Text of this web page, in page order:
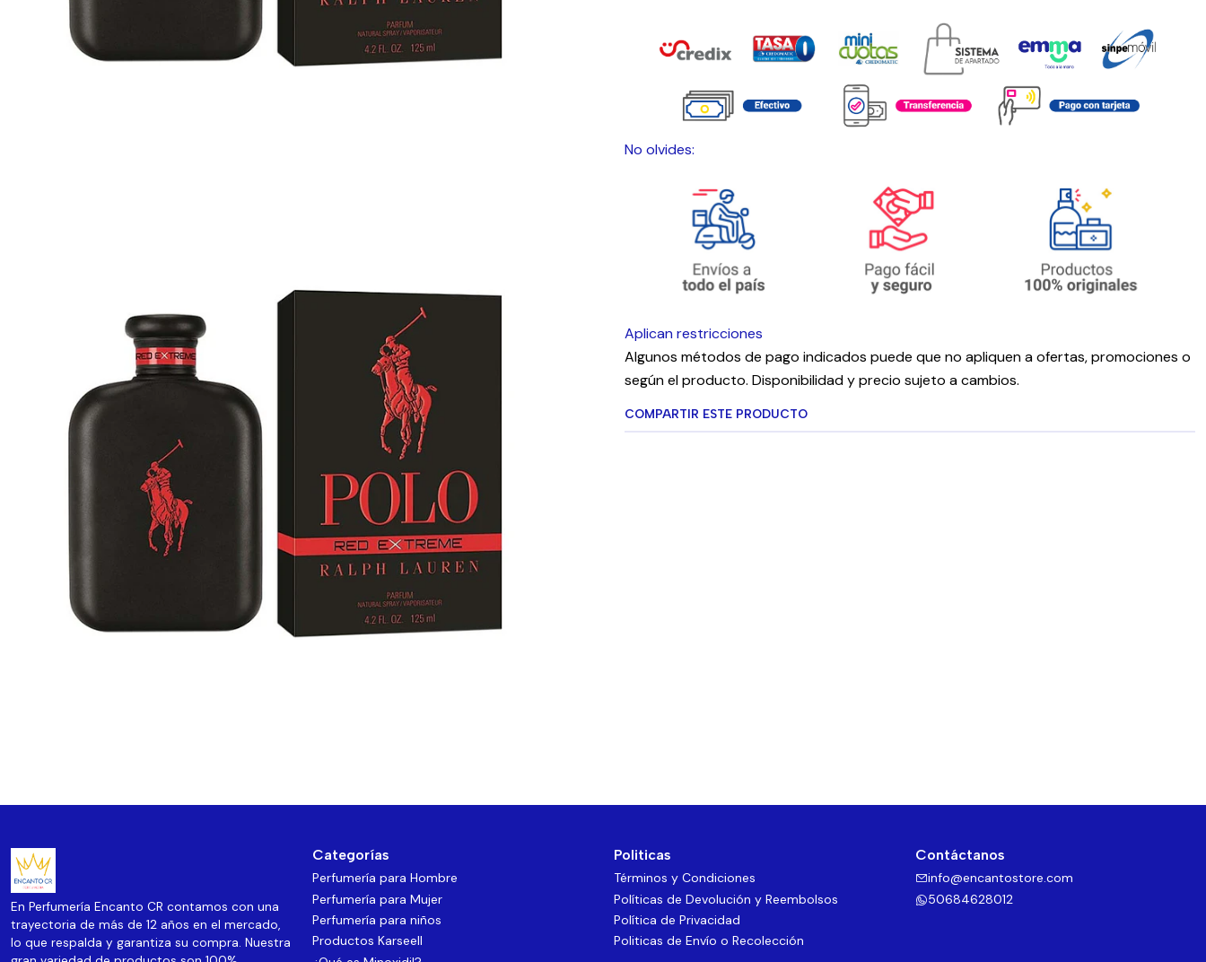
No olvides:
Aplican restricciones
Algunos métodos de pago indicados puede que no apliquen a ofertas, promociones o
según el producto. Disponibilidad y precio sujeto a cambios.
COMPARTIR ESTE PRODUCTO
En Perfumería Encanto CR contamos con una
trayectoria de más de 12 años en el mercado,
lo que respalda y garantiza su compra. Nuestra
Categorías
Perfumería para Hombre
Perfumería para Mujer
Perfumería para niños
Productos Karseell
Politicas
Términos y Condiciones
Políticas de Devolución y Reembolsos
Política de Privacidad
Politicas de Envío o Recolección
Contáctanos
info@encantostore.com
50684628012